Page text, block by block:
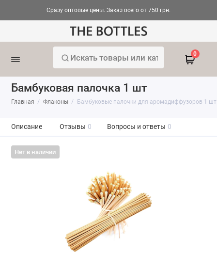
Сразу оптовые цены. Заказ всего от 750 грн.
0
Бамбуковая палочка 1 шт
Главная Флаконы Бамбуковые палочки для аромадиффузоров 1 шт
Описание Отзывы 0 Вопросы и ответы 0
Нет в наличии